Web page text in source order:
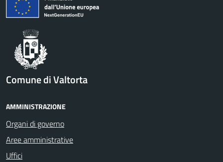
Comune di Valtorta
AMMINISTRAZIONE
Organi di governo
Aree amministrative
Uffici